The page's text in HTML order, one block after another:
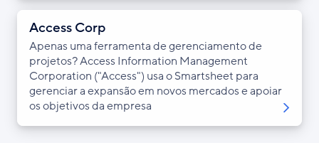
Access Corp
Apenas uma ferramenta de gerenciamento de
projetos? Access Information Management
Corporation ("Access") usa o Smartsheet para
gerenciar a expansão em novos mercados e apoiar
os objetivos da empresa